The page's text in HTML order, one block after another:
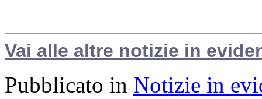
Vai alle altre notizie in
Pubblicato in Notizie in